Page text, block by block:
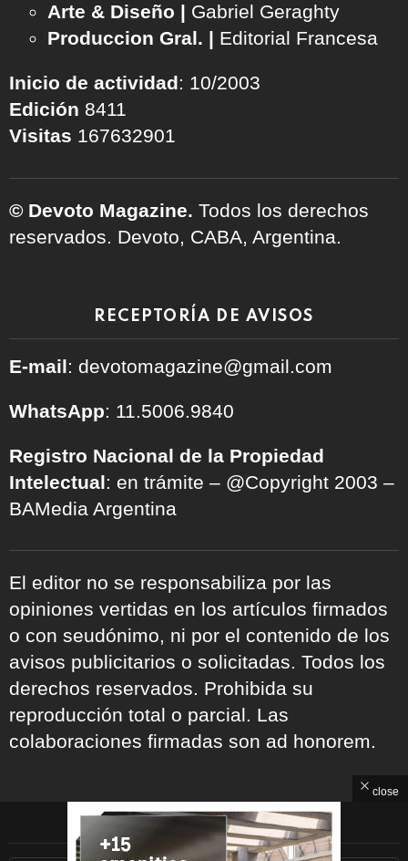
Arte & Diseño | Gabriel Geraghty
Produccion Gral. | Editorial Francesa
Inicio de actividad: 10/2003
Edición 8411
Visitas 167632901
© Devoto Magazine. Todos los derechos
reservados. Devoto, CABA, Argentina.
RECEPTORÍA DE AVISOS
E-mail: devotomagazine@gmail.com
WhatsApp: 11.5006.9840
Registro Nacional de la Propiedad
Intelectual: en trámite – @Copyright 2003 –
BAMedia Argentina
El editor no se responsabiliza por las
opiniones vertidas en los artículos firmados
o con seudónimo, ni por el contenido de los
avisos publicitarios o solicitadas. Todos los
derechos reservados. Prohibida su
reproducción total o parcial. Las
colaboraciones firmadas son ad honorem.
ARCHIVOS
close